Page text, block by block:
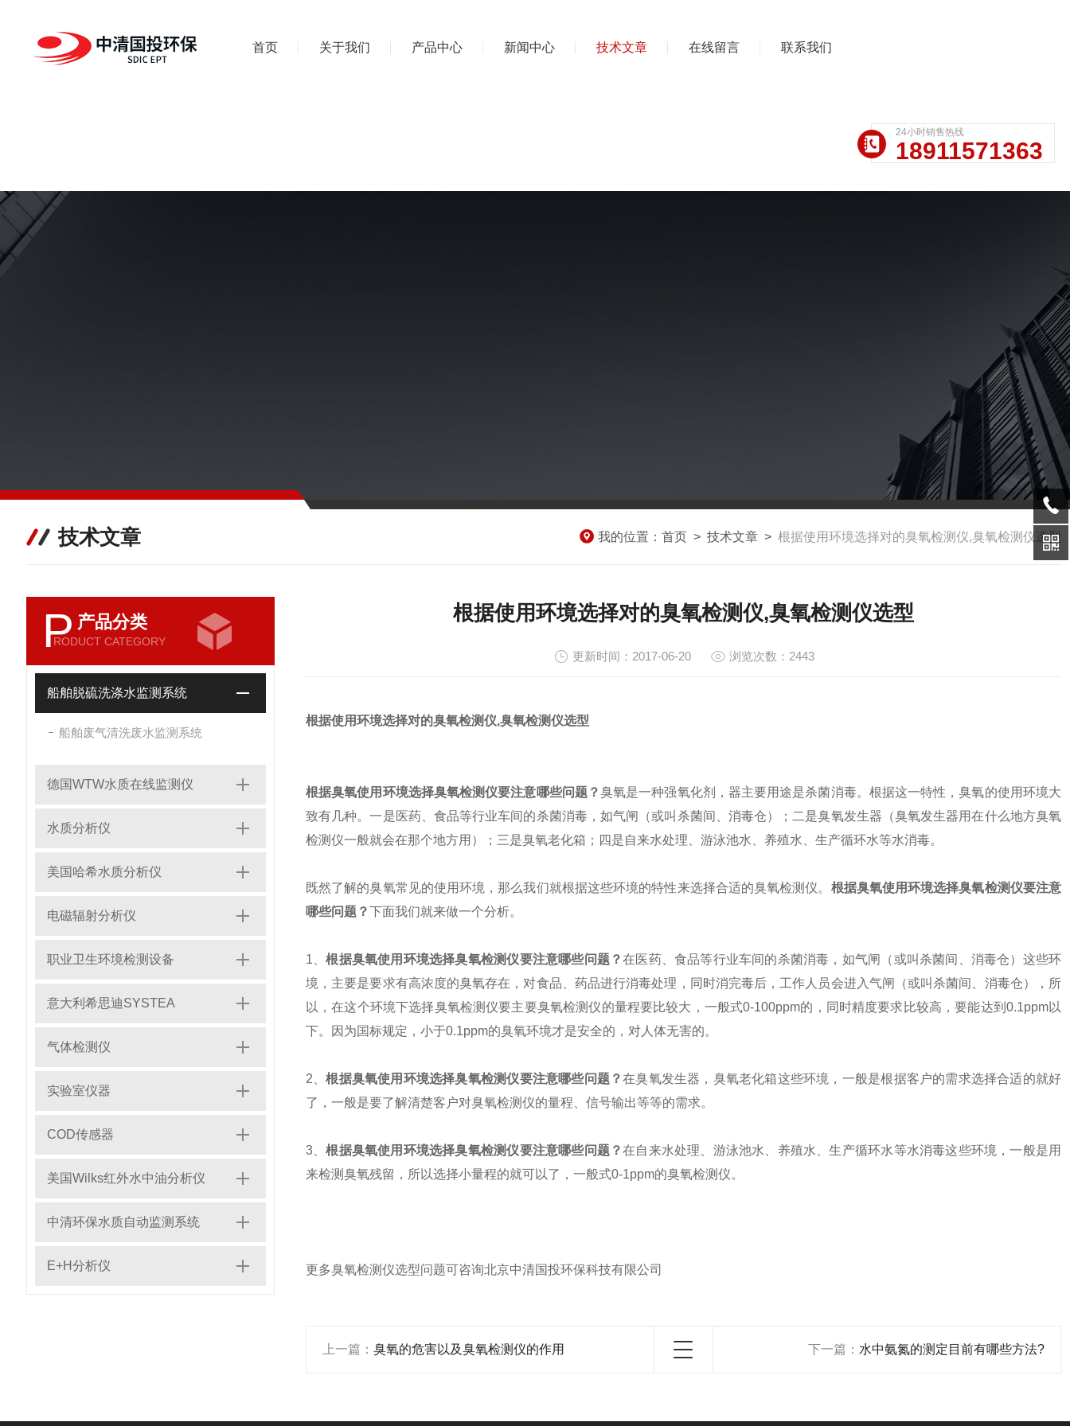
首页 关于我们 产品中心 新闻中心 技术文章 在线留言 联系我们
24小时销售热线
18911571363
技术文章 我的位置： 首页 > 技术文章 > 根据使用环境选择对的臭氧检测仪,臭氧检测仪选型
P 产品分类
RODUCT CATEGORY
船舶脱硫洗涤水监测系统
船舶废气清洗废水监测系统
德国WTW水质在线监测仪
水质分析仪
美国哈希水质分析仪
电磁辐射分析仪
职业卫生环境检测设备
意大利希思迪SYSTEA
气体检测仪
实验室仪器
COD传感器
美国Wilks红外水中油分析仪
中清环保水质自动监测系统
E+H分析仪
根据使用环境选择对的臭氧检测仪,臭氧检测仪选型
更新时间：2017-06-20 浏览次数：2443
根据使用环境选择对的臭氧检测仪,臭氧检测仪选型
根据臭氧使用环境选择臭氧检测仪要注意哪些问题？臭氧是一种强氧化剂，器主要用途是杀菌消毒。根据这一特性，臭氧的使用环境大
致有几种。一是医药、食品等行业车间的杀菌消毒，如气闸（或叫杀菌间、消毒仓）；二是臭氧发生器（臭氧发生器用在什么地方臭氧
检测仪一般就会在那个地方用）；三是臭氧老化箱；四是自来水处理、游泳池水、养殖水、生产循环水等水消毒。
既然了解的臭氧常见的使用环境，那么我们就根据这些环境的特性来选择合适的臭氧检测仪。 根据臭氧使用环境选择臭氧检测仪要注意
哪些问题？下面我们就来做一个分析。
1、根据臭氧使用环境选择臭氧检测仪要注意哪些问题？在医药、食品等行业车间的杀菌消毒，如气闸（或叫杀菌间、消毒仓）这些环
境，主要是要求有高浓度的臭氧存在，对食品、药品进行消毒处理，同时消完毒后，工作人员会进入气闸（或叫杀菌间、消毒仓），所
以，在这个环境下选择臭氧检测仪要主要臭氧检测仪的量程要比较大，一般式0-100ppm的，同时精度要求比较高，要能达到0.1ppm以
下。因为国标规定，小于0.1ppm的臭氧环境才是安全的，对人体无害的。
2、根据臭氧使用环境选择臭氧检测仪要注意哪些问题？在臭氧发生器，臭氧老化箱这些环境，一般是根据客户的需求选择合适的就好
了，一般是要了解清楚客户对臭氧检测仪的量程、信号输出等等的需求。
3、根据臭氧使用环境选择臭氧检测仪要注意哪些问题？在自来水处理、游泳池水、养殖水、生产循环水等水消毒这些环境，一般是用
来检测臭氧残留，所以选择小量程的就可以了，一般式0-1ppm的臭氧检测仪。
更多臭氧检测仪选型问题可咨询北京中清国投环保科技有限公司
上一篇： 臭氧的危害以及臭氧检测仪的作用 下一篇： 水中氨氮的测定目前有哪些方法?